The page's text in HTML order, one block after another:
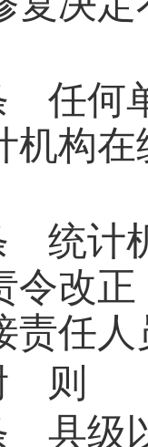
任何
机构
统计
令改
责任
则
县级